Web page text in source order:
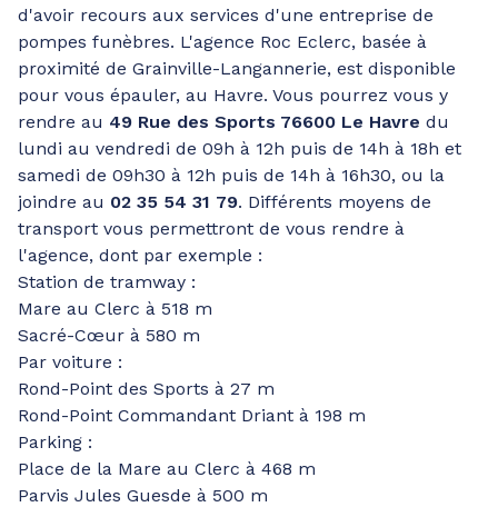
d'avoir recours aux services d'une entreprise de
pompes funèbres. L'agence Roc Eclerc, basée à
proximité de Grainville-Langannerie, est disponible
pour vous épauler, au Havre. Vous pourrez vous y
rendre au 49 Rue des Sports 76600 Le Havre du
lundi au vendredi de 09h à 12h puis de 14h à 18h et
samedi de 09h30 à 12h puis de 14h à 16h30, ou la
joindre au 02 35 54 31 79. Différents moyens de
transport vous permettront de vous rendre à
l'agence, dont par exemple :
Station de tramway :
Mare au Clerc à 518 m
Sacré-Cœur à 580 m
Par voiture :
Rond-Point des Sports à 27 m
Rond-Point Commandant Driant à 198 m
Parking :
Place de la Mare au Clerc à 468 m
Parvis Jules Guesde à 500 m